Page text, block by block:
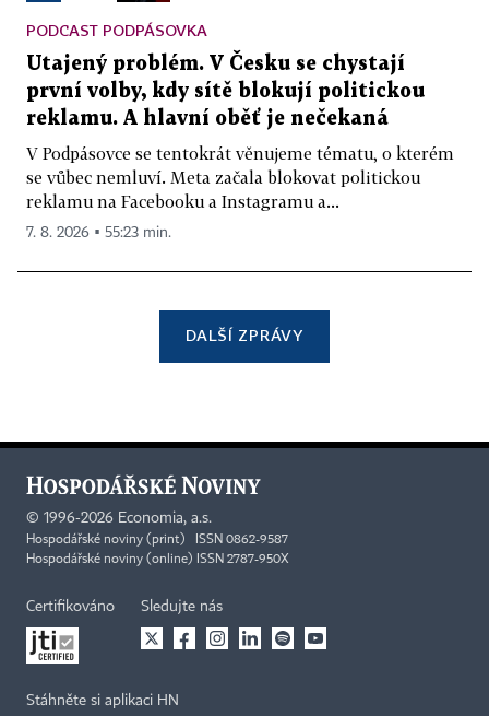
PODCAST PODPÁSOVKA
Utajený problém. V Česku se chystají
první volby, kdy sítě blokují politickou
reklamu. A hlavní oběť je nečekaná
V Podpásovce se tentokrát věnujeme tématu, o kterém
se vůbec nemluví. Meta začala blokovat politickou
reklamu na Facebooku a Instagramu a...
7. 8. 2026 ▪ 55:23 min.
DALŠÍ ZPRÁVY
© 1996-2026 Economia, a.s.
Hospodářské noviny (print) ISSN 0862-9587
Hospodářské noviny (online) ISSN 2787-950X
Certifikováno Sledujte nás
Stáhněte si aplikaci HN